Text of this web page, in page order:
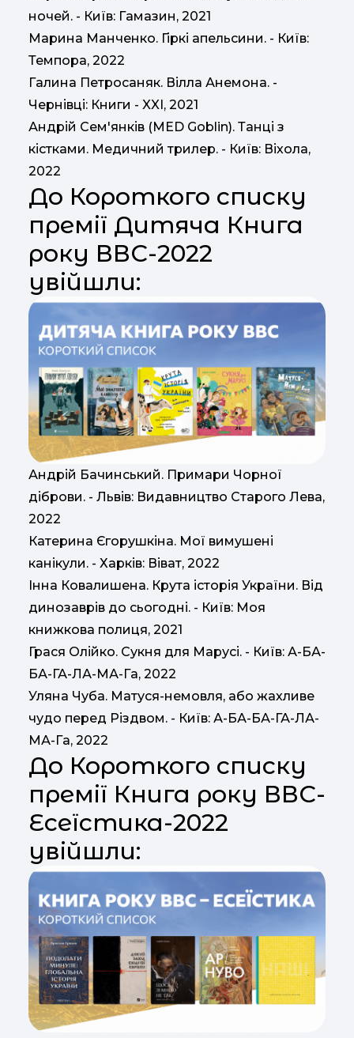
ночей. - Київ: Гамазин, 2021
Марина Манченко. Гіркі апельсини. - Київ:
Темпора, 2022
Галина Петросаняк. Вілла Анемона. -
Чернівці: Книги - XXI, 2021
Андрій Сем'янків (MED Goblin). Танці з
кістками. Медичний трилер. - Київ: Віхола,
2022
До Короткого списку
премії Дитяча Книга
року ВВС-2022
увійшли:
Андрій Бачинський. Примари Чорної
діброви. - Львів: Видавництво Старого Лева,
2022
Катерина Єгорушкіна. Мої вимушені
канікули. - Харків: Віват, 2022
Інна Ковалишена. Крута історія України. Від
динозаврів до сьогодні. - Київ: Моя
книжкова полиця, 2021
Грася Олійко. Сукня для Марусі. - Київ: А-БА-
БА-ГА-ЛА-МА-Га, 2022
Уляна Чуба. Матуся-немовля, або жахливе
чудо перед Різдвом. - Київ: А-БА-БА-ГА-ЛА-
МА-Га, 2022
До Короткого списку
премії Книга року ВВС-
Есеїстика-2022
увійшли: